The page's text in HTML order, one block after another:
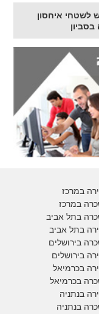
לשטחי איחסון
בסביון
במרכז
במרכז
בתל אביב
בתל אביב
בירושלים
בירושלים
בכרמיאל
בכרמיאל
בנתניה
בנתניה